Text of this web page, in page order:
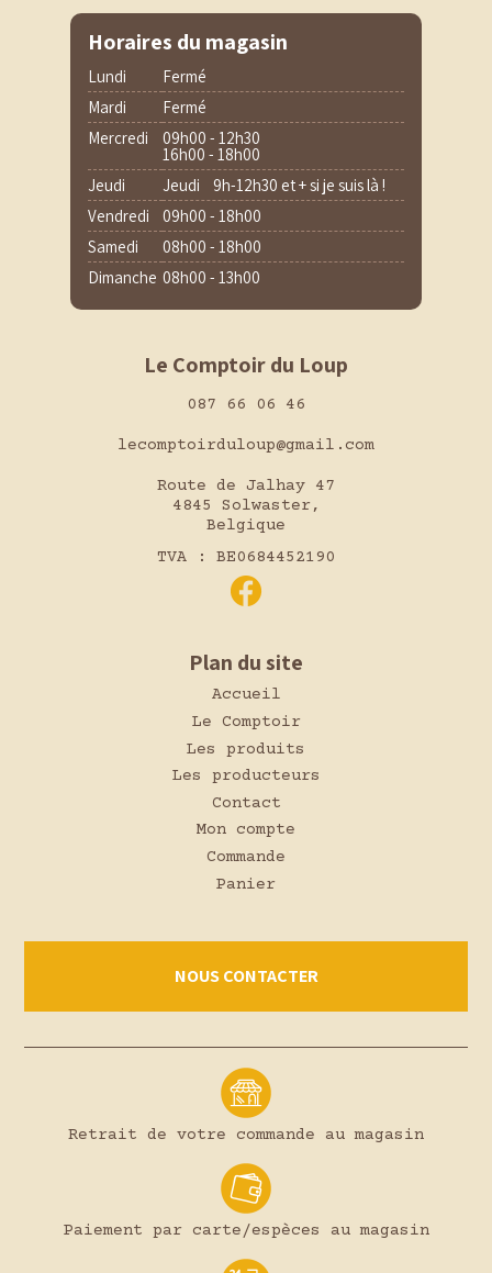
Horaires du magasin
Lundi
Fermé
Mardi
Fermé
Mercredi
09h00 - 12h30
16h00 - 18h00
Jeudi
Jeudi 9h-12h30 et + si je suis là !
Vendredi
09h00 - 18h00
Samedi
08h00 - 18h00
Dimanche 08h00 - 13h00
Le Comptoir du Loup
087 66 06 46
lecomptoirduloup@gmail.com
Route de Jalhay 47
4845 Solwaster,
Belgique
TVA : BE0684452190
Plan du site
Accueil
Le Comptoir
Les produits
Les producteurs
Contact
Mon compte
Commande
Panier
NOUS CONTACTER
Retrait de votre commande au magasin
Paiement par carte/espèces au magasin